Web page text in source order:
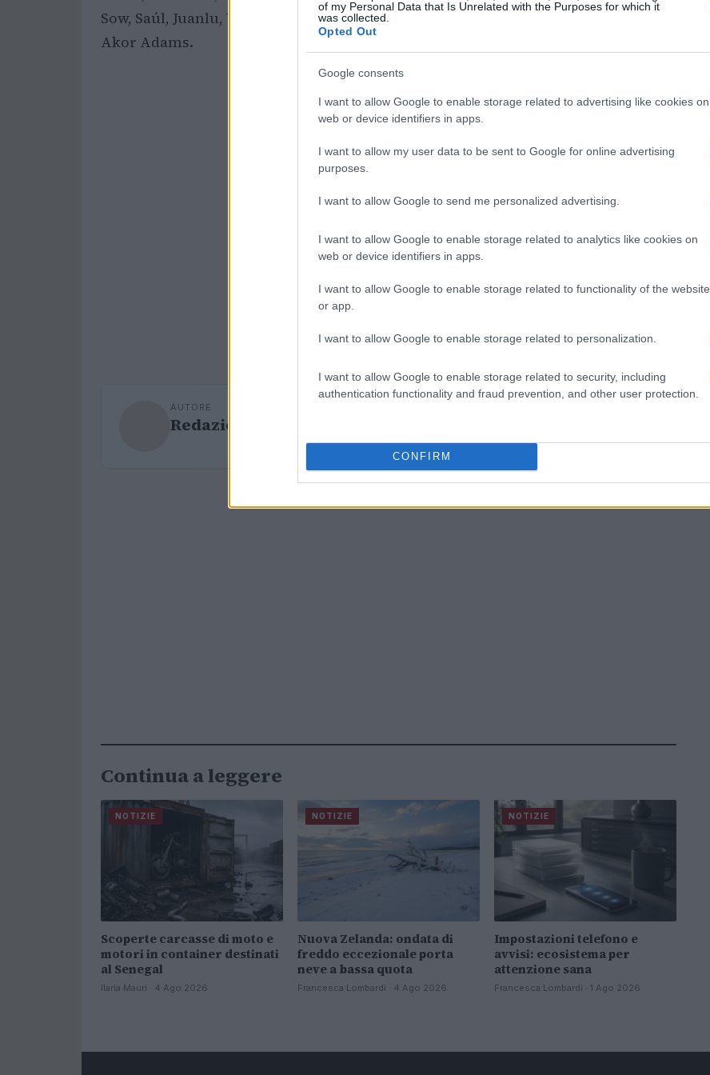
of my Personal Data that Is Unrelated with the Purposes for which it
was collected.
Opted Out
Google consents
I want to allow Google to enable storage related to advertising like cookies on
web or device identifiers in apps.
I want to allow my user data to be sent to Google for online advertising
purposes.
I want to allow Google to send me personalized advertising.
I want to allow Google to enable storage related to analytics like cookies on
web or device identifiers in apps.
I want to allow Google to enable storage related to functionality of the website
or app.
I want to allow Google to enable storage related to personalization.
I want to allow Google to enable storage related to security, including
authentication functionality and fraud prevention, and other user protection.
CONFIRM
Sow, Saúl, Juanlu, Vargas, Lukebakio, Suso, Ejuke, Idumbo, Peque, Isaac Romero e
Akor Adams.
AUTORE
Redazione Sport Magazine
Continua a leggere
NOTIZIE
Scoperte carcasse di moto e
motori in container destinati
al Senegal
Ilaria Mauri · 4 Ago 2026
NOTIZIE
Nuova Zelanda: ondata di
freddo eccezionale porta
neve a bassa quota
Francesca Lombardi · 4 Ago 2026
NOTIZIE
Impostazioni telefono e
avvisi: ecosistema per
attenzione sana
Francesca Lombardi · 1 Ago 2026